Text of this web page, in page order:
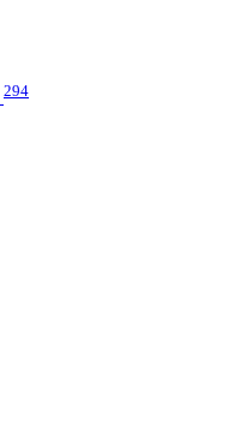
294